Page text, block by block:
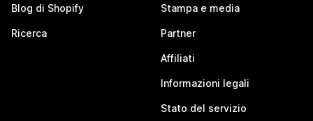
Blog di Shopify
Ricerca
Stampa e media
Partner
Affiliati
Informazioni legali
Stato del servizio